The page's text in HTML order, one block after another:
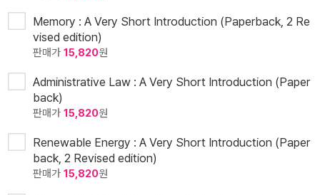
Memory : A Very Short Introduction (Paperback, 2 Re
vised edition)
판매가 15,820원
Administrative Law : A Very Short Introduction (Paper
back)
판매가 15,820원
Renewable Energy : A Very Short Introduction (Paper
back, 2 Revised edition)
판매가 15,820원